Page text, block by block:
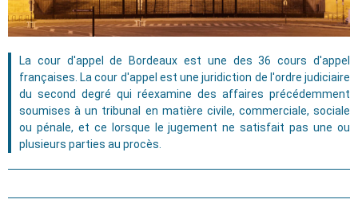
La cour d'appel de Bordeaux est une des 36 cours d'appel
françaises. La cour d'appel est une juridiction de l'ordre judiciaire
du second degré qui réexamine des affaires précédemment
soumises à un tribunal en matière civile, commerciale, sociale
ou pénale, et ce lorsque le jugement ne satisfait pas une ou
plusieurs parties au procès.